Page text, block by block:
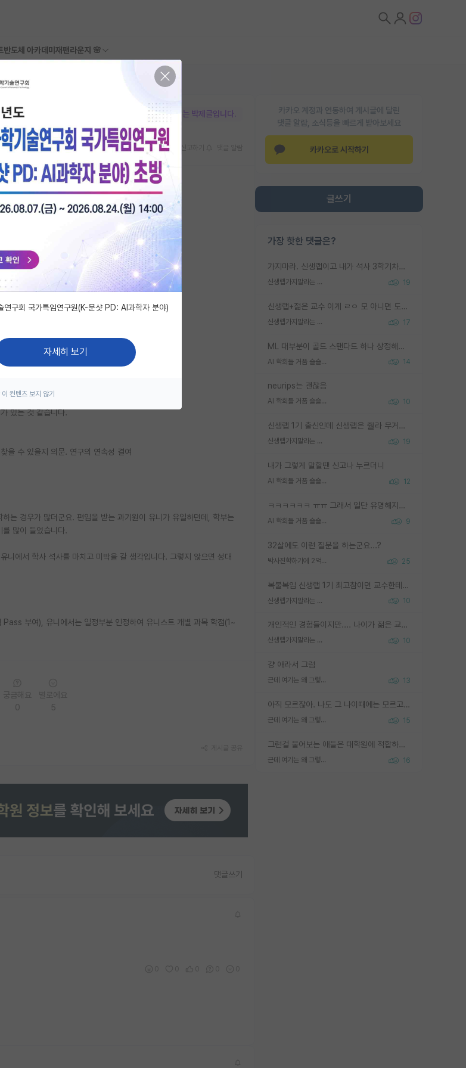
반도체 아카데미 재팬라운지 🌸
카카오 계정과 연동하여 게시글에 달린
댓글 알람, 소식등을 빠르게 받아보세요
카카오로 시작하기
글쓰기
가장 핫한 댓글은?
가지마라. 신생랩이고 내가 석사 3학기차인데 최고참인데 나도 아무것도 모르는데 교수가 후배들 왜 논문 교육 안시키냐. 논문 왜 안 써오냐 닦달한다
신생랩가지말라는 이유가 있었구나 19
신생랩+젊은 교수 이게 ㄹㅇ 모 아니면 도인듯.
신생랩가지말라는 이유가 있었구나 17
ML 대부분이 골드 스탠다드 하나 상정해놓고 (벤치마크 데이터셋이 여러 개면 여러 개 상정) 그거 얼마나 잘 맞추나 싸움임 가끔 번뜩이는 설계 철학을 보여주는 논문들도 있지만 대부분 그거 성적 얼마나 더 올리느라에 혈안이 되어 있는 측면이 잇음
AI 학회들 거품 슬슬 지적이 나오네요 14
neurips는 괜찮음
AI 학회들 거품 슬슬 지적이 나오네요 10
신생랩 1기 출신인데 신생랩은 줠라 무거운 바벨 같은거임. 들면 대박인데 못들면 깔려 죽음. 아무도 알려주지 않는 환경에서 자생해야하지만, 일단 살아남았다면 그 어떤 사람보다 악착같고 생존력 높은 사람으로 거듭날 수 있음
신생랩가지말라는 이유가 있었구나 19
내가 그렇게 말할땐 신고나 누르더니
AI 학회들 거품 슬슬 지적이 나오네요 12
ㅋㅋㅋㅋㅋㅋ ㅠㅠ 그래서 일단 유명해지는게 중요한거같습니다
AI 학회들 거품 슬슬 지적이 나오네요 9
32살에도 이런 질문을 하는군요...?
박사진학하기에 2억은 괜찮은 (?) 정도의 경제력인가요 25
복불복임 신생랩 1기 최고참이면 교수한테 직접 지도받는 시간이 매우 많음 제대로 된 교수라면 말이지 그게 아니라면 그냥 넌 해방 불가능한 노예 1호에 감점쓰레기통이 되는거고
신생랩가지말라는 이유가 있었구나 10
개인적인 경험들이지만.... 나이가 젊은 교수일수록 꼰대라는 가면을 쓴 채로 무례함을 행동하는 경우가 거의 90% 정도였음. 나이가 어린데 다른 또래들과 달리 명예, 권력, 재력까지 얻었으니 세상 다 가진 기분이겠지. 오히러 나이 든 교수들이 행동과 말을 더 조심하시더라.
신생랩가지말라는 이유가 있었구나 10
걍 애라서 그럼
근데 여기는 왜 그렇게 SPK를 물어보는거임? 13
아직 모르잖아. 나도 그 나이때에는 모르고 평가 받고 안심하고 싶었어.
근데 여기는 왜 그렇게 SPK를 물어보는거임? 15
그런걸 물어보는 애들은 대학원에 적합하지 않다
근데 여기는 왜 그렇게 SPK를 물어보는거임? 16
본문이 수정되지 않는 박제글입니다.
스크랩
다.
있는 것 같습니다.
을 수 있을지 의문. 연구의 연속성 결여
는 경우가 많더군요. 편입을 받는 과기원이 유니가 유일하던데, 학부는
많이 들었습니다.
니에서 학사 석사를 마치고 미박을 갈 생각입니다. 그렇지 않으면 성대
부여), 유니에서는 일정부분 인정하여 유니스트 개별 과목 학점(1~
댓글쓰기
연구회 국가특임연구원(K-문샷 PD: AI과학자 분야)
자세히 보기
컨텐츠 보지 않기